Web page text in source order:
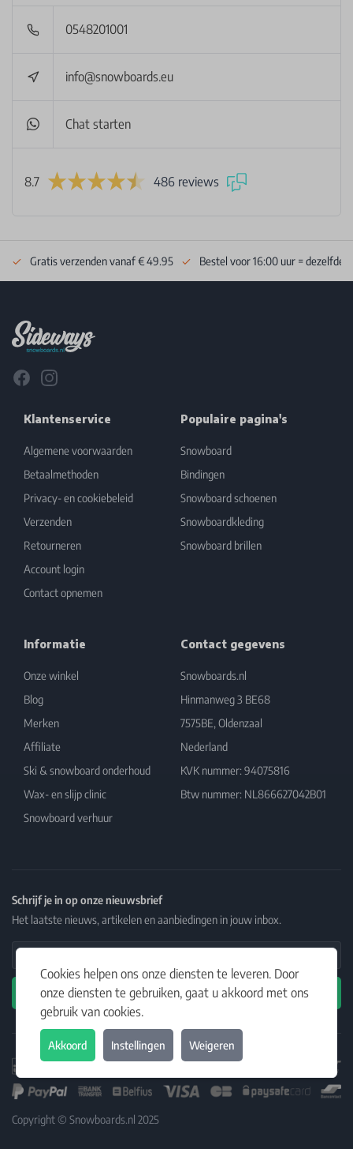
0548201001
info@snowboards.eu
Chat starten
8.7 486 reviews
Cookies helpen ons onze diensten te leveren. Door
onze diensten te gebruiken, gaat u akkoord met ons
gebruik van cookies.
Akkoord Instellingen Weigeren
Gratis verzenden vanaf € 49.95 Bestel voor 16:00 uur = dezelfde
FacebookInstagram
Klantenservice
Algemene voorwaarden
Betaalmethoden
Privacy- en cookiebeleid
Verzenden
Retourneren
Account login
Contact opnemen
Populaire pagina's
Snowboard
Bindingen
Snowboard schoenen
Snowboardkleding
Snowboard brillen
Informatie
Onze winkel
Blog
Merken
Affiliate
Ski & snowboard onderhoud
Wax- en slijp clinic
Snowboard verhuur
Contact gegevens
Snowboards.nl
Hinmanweg 3 BE68
7575BE, Oldenzaal
Nederland
KVK nummer: 94075816
Btw nummer: NL866627042B01
Schrijf je in op onze nieuwsbrief
Het laatste nieuws, artikelen en aanbiedingen in jouw inbox.
Email Address
Abonneren
Copyright © Snowboards.nl 2025